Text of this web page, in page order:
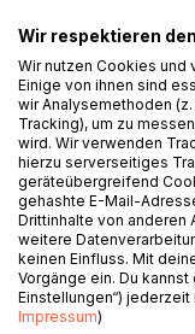
In
Klasse
So
mal
Wir respektieren
Wir nutzen Cookies und
Einige von ihnen sind
wir Analysemethoden
Tracking), um zu
wird. Wir verwenden
hierzu serverseitiges
geräteübergreifend
gehashte E-Mail-
Drittinhalte von anderen
weitere
keinen Einfluss. Mit
Vorgänge ein. Du
Einstellungen“)
Impressum)